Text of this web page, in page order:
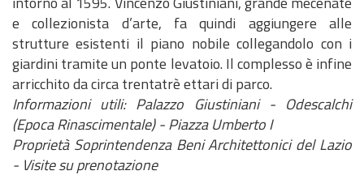
e collezionista d’arte, fa quindi aggiungere alle
strutture esistenti il piano nobile collegandolo con i
giardini tramite un ponte levatoio. Il complesso è infine
arricchito da circa trentatrè ettari di parco.
Informazioni utili: Palazzo Giustiniani - Odescalchi
(Epoca Rinascimentale) - Piazza Umberto I
Proprietà Soprintendenza Beni Architettonici del Lazio
- Visite su prenotazione